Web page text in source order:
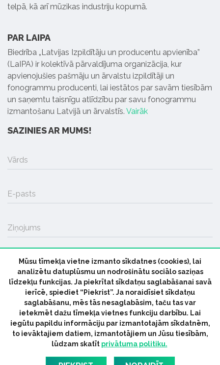
telpā, kā arī mūzikas industriju kopumā.
PAR LAIPA
Biedrība „Latvijas Izpildītāju un producentu apvienība”
(LaIPA) ir kolektīvā pārvaldījuma organizācija, kur
apvienojušies pašmāju un ārvalstu izpildītāji un
fonogrammu producenti, lai iestātos par savām tiesībām
un saņemtu taisnīgu atlīdzību par savu fonogrammu
izmantošanu Latvijā un ārvalstīs. Vairāk
SAZINIES AR MUMS!
Vārds
E-pasts
Ziņojums
SŪTĪT
© 2026 parmuziku.lv, visas tiesības paturētas
ParMuziku.lv Mūzikas Ziņas
Industrijas Ziņas
Industrijas ABC
Mūzika Biznesam
Latvijas oficiālais
Mūsu tīmekļa vietne izmanto sīkdatnes (cookies), lai
analizētu datuplūsmu un nodrošinātu sociālo saziņas
līdzekļu funkcijas. Ja piekrītat sīkdatņu saglabāšanai savā
ierīcē, spiediet “Piekrist”. Ja noraidīsiet sīkdatņu
saglabāšanu, mēs tās nesaglabāsim, taču tas var
ietekmēt dažu tīmekļa vietnes funkciju darbību. Lai
iegūtu papildu informāciju par izmantotajām sīkdatnēm,
to ievāktajiem datiem, izmantotājiem un Jūsu tiesībām,
lūdzam skatīt privātuma politiku.